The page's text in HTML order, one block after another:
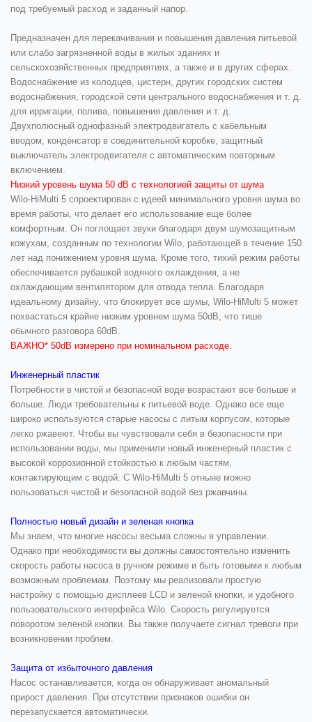
под требуемый расход и заданный напор.
Предназначен для перекачивания и повышения давления питьевой
или слабо загрязненной воды в жилых зданиях и
сельскохозяйственных предприятиях, а также и в других сферах.
Водоснабжение из колодцев, цистерн, других городских систем
водоснабжения, городской сети центрального водоснабжения и т. д.
для ирригации, полива, повышения давления и т. д.
Двухполюсный однофазный электродвигатель с кабельным
вводом, конденсатор в соединительной коробке, защитный
выключатель электродвигателя с автоматическим повторным
включением.
Низкий уровень шума 50 dB с технологией защиты от шума
Wilo-HiMulti 5 спроектирован с идеей минимального уровня шума во
время работы, что делает его использование еще более
комфортным. Он поглощает звуки благодаря двум шумозащитным
кожухам, созданным по технологии Wilo, работающей в течение 150
лет над понижением уровня шума. Кроме того, тихий режим работы
обеспечивается рубашкой водяного охлаждения, а не
охлаждающим вентилятором для отвода тепла. Благодаря
идеальному дизайну, что блокирует все шумы, Wilo-HiMulti 5 может
похвастаться крайне низким уровнем шума 50dB, что тише
обычного разговора 60dB.
ВАЖНО* 50dB измерено при номинальном расходе.
Инженерный пластик
Потребности в чистой и безопасной воде возрастают все больше и
больше. Люди требовательны к питьевой воде. Однако все еще
широко используются старые насосы с литым корпусом, которые
легко ржавеют. Чтобы вы чувствовали себя в безопасности при
использовании воды, мы применили новый инженерный пластик с
высокой коррозионной стойкостью к любым частям,
контактирующим с водой. С Wilo-HiMulti 5 отныне можно
пользоваться чистой и безопасной водой без ржавчины.
Полностью новый дизайн и зеленая кнопка
Мы знаем, что многие насосы весьма сложны в управлении.
Однако при необходимости вы должны самостоятельно изменить
скорость работы насоса в ручном режиме и быть готовыми к любым
возможным проблемам. Поэтому мы реализовали простую
настройку с помощью дисплеев LCD и зеленой кнопки, и удобного
пользовательского интерфейса Wilo. Скорость регулируется
поворотом зеленой кнопки. Вы также получаете сигнал тревоги при
возникновении проблем.
Защита от избыточного давления
Насос останавливается, когда он обнаруживает аномальный
прирост давления. При отсутствии признаков ошибки он
перезапускается автоматически.